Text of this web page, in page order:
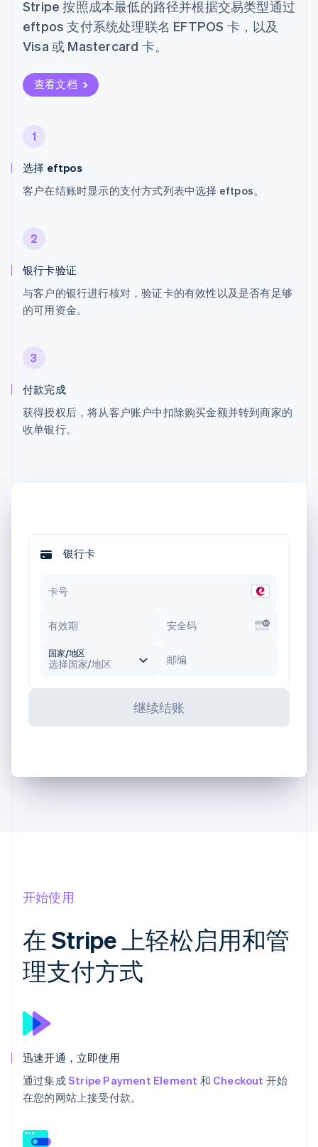
Stripe 按照成本最低的路径并根据交易类型通过
eftpos 支付系统处理联名 EFTPOS 卡，以及
Visa 或 Mastercard 卡。
查看文档
1
选择 eftpos
客户在结账时显示的支付方式列表中选择 eftpos。
2
银行卡验证
与客户的银行进行核对，验证卡的有效性以及是否有足够
的可用资金。
3
付款完成
获得授权后，将从客户账户中扣除购买金额并转到商家的
收单银行。
银行卡
卡号
有效期 安全码
国家/地区
选择国家/地区 邮编
继续结账
开始使用
在 Stripe 上轻松启用和管
理支付方式
迅速开通，立即使用
通过集成Stripe Payment Element 和 Checkout 开始
在您的网站上接受付款。